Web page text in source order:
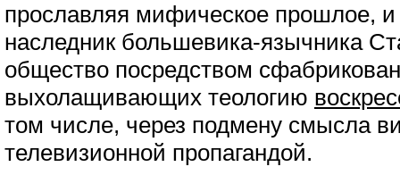
прославляя мифическое прошлое, и
наследник большевика-язычника
общество посредством
выхолащивающих теологию
том числе, через подмену смысла
телевизионной пропагандой.